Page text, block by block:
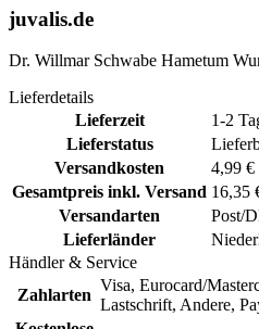
juvalis.de
Dr. Willmar Schwabe Hametum
Lieferdetails
Lieferzeit
1-2
Lieferstatus
Versandkosten
4,99 €
Gesamtpreis inkl. Versand 16,35
Versandarten
Post/
Lieferländer
Händler & Service
Zahlarten
Visa, Eurocard/
Lastschrift, Andere,